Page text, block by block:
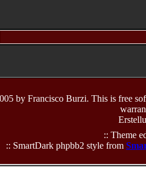
by Francisco Burzi. This is free
:: Theme
:: SmartDark phpbb2 style from